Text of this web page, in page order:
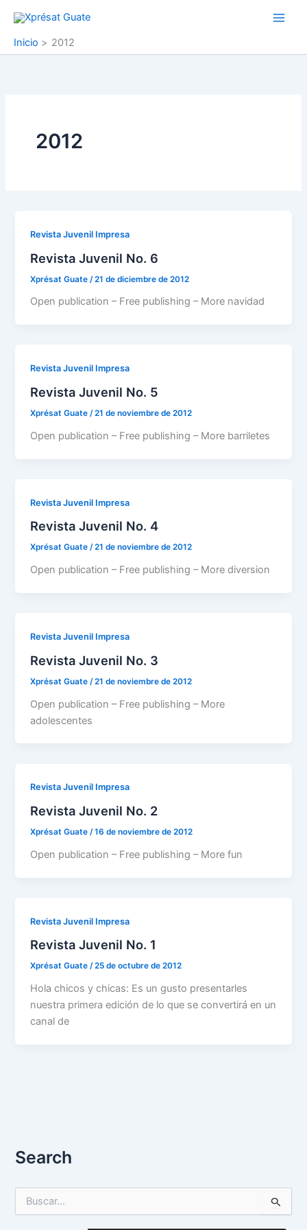
contenido
Inicio 2012
2012
Revista Juvenil Impresa
Revista Juvenil No. 6
Xprésat Guate /21 de diciembre de 2012
Open publication – Free publishing – More navidad
Revista Juvenil Impresa
Revista Juvenil No. 5
Xprésat Guate/21 de noviembre de 2012
Open publication – Free publishing – More barriletes
Revista Juvenil Impresa
Revista Juvenil No. 4
Xprésat Guate/21 de noviembre de 2012
Open publication – Free publishing – More diversion
Revista Juvenil Impresa
Revista Juvenil No. 3
Xprésat Guate /21 de noviembre de 2012
Open publication – Free publishing – More
adolescentes
Revista Juvenil Impresa
Revista Juvenil No. 2
Xprésat Guate/16 de noviembre de 2012
Open publication – Free publishing – More fun
Revista Juvenil Impresa
Revista Juvenil No. 1
Xprésat Guate/25 de octubre de 2012
Hola chicos y chicas: Es un gusto presentarles
nuestra primera edición de lo que se convertirá en un
canal de
Search